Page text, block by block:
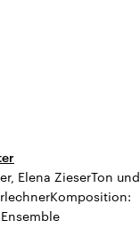
Elena ZieserTon und